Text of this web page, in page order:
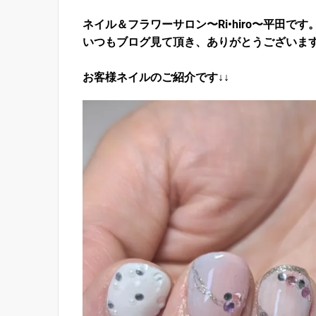
ネイル＆フラワーサロン〜Ri•hiro〜平田です
いつもブログ見て頂き、ありがとうございま
お客様ネイルのご紹介です↓↓